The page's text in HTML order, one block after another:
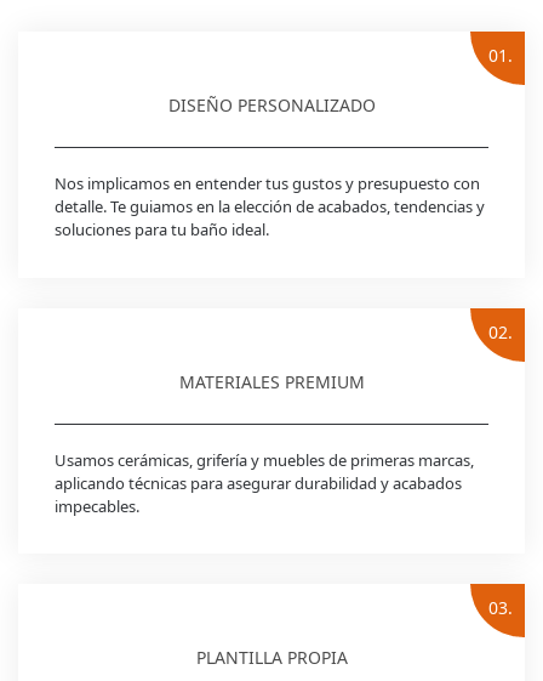
01.
DISEÑO PERSONALIZADO
Nos implicamos en entender tus gustos y presupuesto con
detalle. Te guiamos en la elección de acabados, tendencias y
soluciones para tu baño ideal.
02.
MATERIALES PREMIUM
Usamos cerámicas, grifería y muebles de primeras marcas,
aplicando técnicas para asegurar durabilidad y acabados
impecables.
03.
PLANTILLA PROPIA